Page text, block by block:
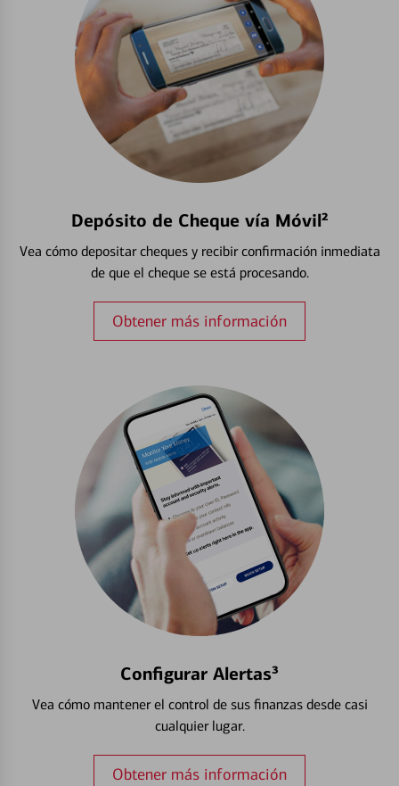
Depósito de Cheque vía Móvil²
Vea cómo depositar cheques y recibir confirmación inmediata
de que el cheque se está procesando.
Obtener más información
Configurar Alertas³
Vea cómo mantener el control de sus finanzas desde casi
cualquier lugar.
Obtener más información